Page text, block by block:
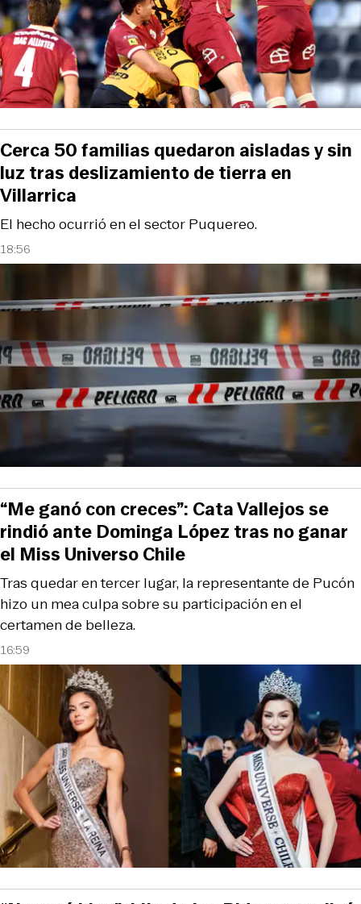
18:56
El hecho ocurrió en el sector Puquereo.
Cerca 50 familias quedaron aisladas y sin
luz tras deslizamiento de tierra en
Villarrica
16:59
Tras quedar en tercer lugar, la representante de Pucón
hizo un mea culpa sobre su participación en el
certamen de belleza.
“Me ganó con creces”: Cata Vallejos se
rindió ante Dominga López tras no ganar
el Miss Universo Chile